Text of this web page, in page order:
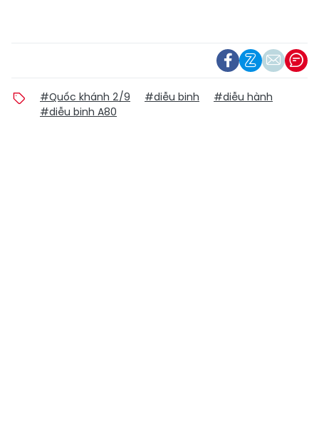
#Quốc khánh 2/9 #diễu binh
#diễu hành
#diễu binh A80